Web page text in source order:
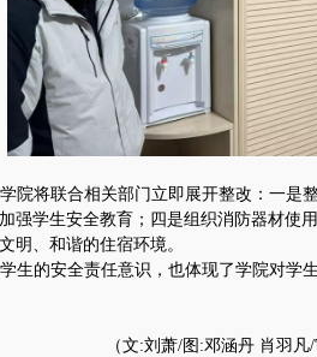
院将联合相关部门立即展开整改：一是
强学生安全教育；四是组织消防器材
明、和谐的住宿环境。
生的安全责任意识，也体现了学院对
（文:刘萧/图:邓涵丹 肖羽凡